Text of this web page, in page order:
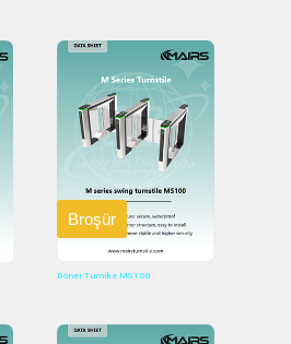
Döner Turnike MS100
Broşür